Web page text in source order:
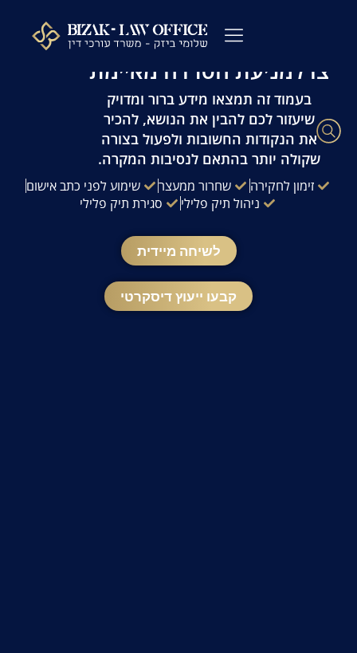
עו"ד פלילי שלומי ביזק | זמינות 24/7 | ייעוץ
מהיר ודיסקרטי
צו למניעת הטרדה מאיימת
בעמוד זה תמצאו מידע ברור ומדויק
שיעזור לכם להבין את הנושא, להכיר
את הנקודות החשובות ולפעול בצורה
שקולה יותר בהתאם לנסיבות המקרה.
זימון לחקירה שחרור ממעצר
שימוע לפני כתב אישום
ניהול תיק פלילי
סגירת תיק פלילי
לשיחה מיידית
קבעו ייעוץ דיסקרטי